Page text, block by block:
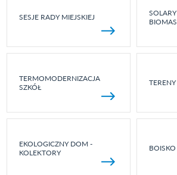
SESJE RADY MIEJSKIEJ
TERMOMODERNIZACJA
SZKÓŁ
EKOLOGICZNY DOM -
KOLEKTORY